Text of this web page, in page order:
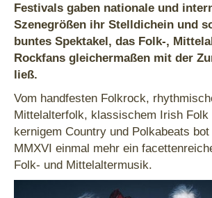
Festivals gaben nationale und
Szenegrößen ihr Stelldichein und
buntes Spektakel, das Folk-,
Rockfans gleichermaßen mit der
ließ.
Vom handfesten Folkrock,
Mittelalterfolk, klassischem Irish Folk
kernigem Country und Polkabeats
MMXVI einmal mehr ein
Folk- und Mittelaltermusik.